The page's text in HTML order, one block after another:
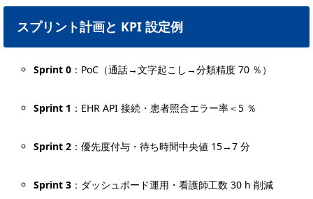
スプリント計画と KPI 設定例
Sprint 0 ：PoC（通話→文字起こし→分類精度 70 ％）
Sprint 1 ：EHR API 接続・患者照合エラー率＜5 ％
Sprint 2 ：優先度付与・待ち時間中央値 15→7 分
Sprint 3 ：ダッシュボード運用・看護師工数 30 h 削減